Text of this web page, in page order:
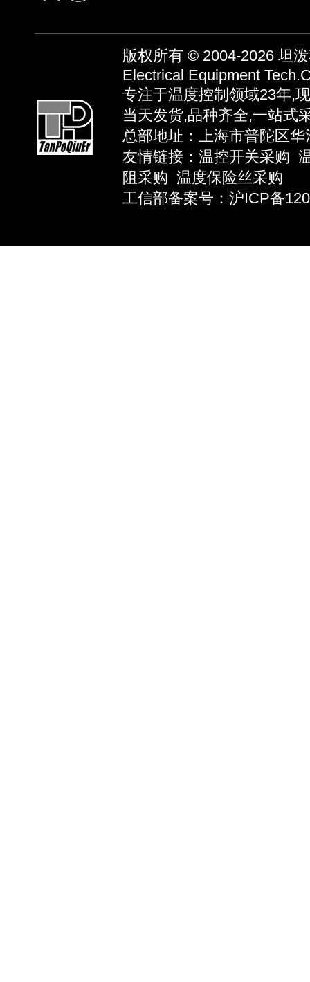
版权所有 © 2004-2026 坦
Electrical Equipment
专注于温度控制领域23年,
当天发货,品种齐全,一站式
总部地址：上海市普陀区
友情链接： 温控开关采购
阻采购 温度保险丝采购
工信部备案号：沪ICP备